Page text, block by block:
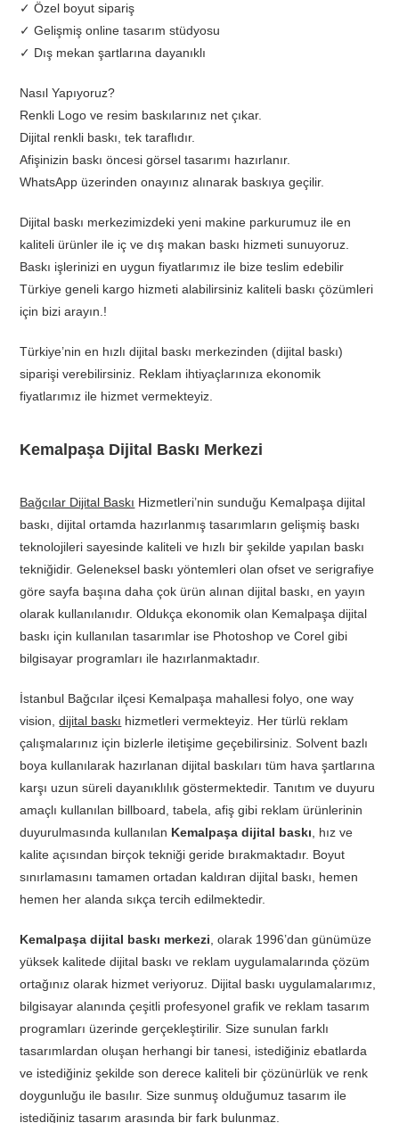
✓ Özel boyut sipariş
✓ Gelişmiş online tasarım stüdyosu
✓ Dış mekan şartlarına dayanıklı
Nasıl Yapıyoruz?
Renkli Logo ve resim baskılarınız net çıkar.
Dijital renkli baskı, tek taraflıdır.
Afişinizin baskı öncesi görsel tasarımı hazırlanır.
WhatsApp üzerinden onayınız alınarak baskıya geçilir.
Dijital baskı merkezimizdeki yeni makine parkurumuz ile en
kaliteli ürünler ile iç ve dış makan baskı hizmeti sunuyoruz.
Baskı işlerinizi en uygun fiyatlarımız ile bize teslim edebilir
Türkiye geneli kargo hizmeti alabilirsiniz kaliteli baskı çözümleri
için bizi arayın.!
Türkiye’nin en hızlı dijital baskı merkezinden (dijital baskı)
siparişi verebilirsiniz. Reklam ihtiyaçlarınıza ekonomik
fiyatlarımız ile hizmet vermekteyiz.
Kemalpaşa Dijital Baskı Merkezi
Bağcılar Dijital Baskı Hizmetleri’nin sunduğu Kemalpaşa dijital
baskı, dijital ortamda hazırlanmış tasarımların gelişmiş baskı
teknolojileri sayesinde kaliteli ve hızlı bir şekilde yapılan baskı
tekniğidir. Geleneksel baskı yöntemleri olan ofset ve serigrafiye
göre sayfa başına daha çok ürün alınan dijital baskı, en yayın
olarak kullanılanıdır. Oldukça ekonomik olan Kemalpaşa dijital
baskı için kullanılan tasarımlar ise Photoshop ve Corel gibi
bilgisayar programları ile hazırlanmaktadır.
İstanbul Bağcılar ilçesi Kemalpaşa mahallesi folyo, one way
vision,dijital baskı hizmetleri vermekteyiz. Her türlü reklam
çalışmalarınız için bizlerle iletişime geçebilirsiniz. Solvent bazlı
boya kullanılarak hazırlanan dijital baskıları tüm hava şartlarına
karşı uzun süreli dayanıklılık göstermektedir. Tanıtım ve duyuru
amaçlı kullanılan billboard, tabela, afiş gibi reklam ürünlerinin
duyurulmasında kullanılan Kemalpaşa dijital baskı, hız ve
kalite açısından birçok tekniği geride bırakmaktadır. Boyut
sınırlamasını tamamen ortadan kaldıran dijital baskı, hemen
hemen her alanda sıkça tercih edilmektedir.
Kemalpaşa dijital baskı merkezi, olarak 1996’dan günümüze
yüksek kalitede dijital baskı ve reklam uygulamalarında çözüm
ortağınız olarak hizmet veriyoruz. Dijital baskı uygulamalarımız,
bilgisayar alanında çeşitli profesyonel grafik ve reklam tasarım
programları üzerinde gerçekleştirilir. Size sunulan farklı
tasarımlardan oluşan herhangi bir tanesi, istediğiniz ebatlarda
ve istediğiniz şekilde son derece kaliteli bir çözünürlük ve renk
doygunluğu ile basılır. Size sunmuş olduğumuz tasarım ile
istediğiniz tasarım arasında bir fark bulunmaz.